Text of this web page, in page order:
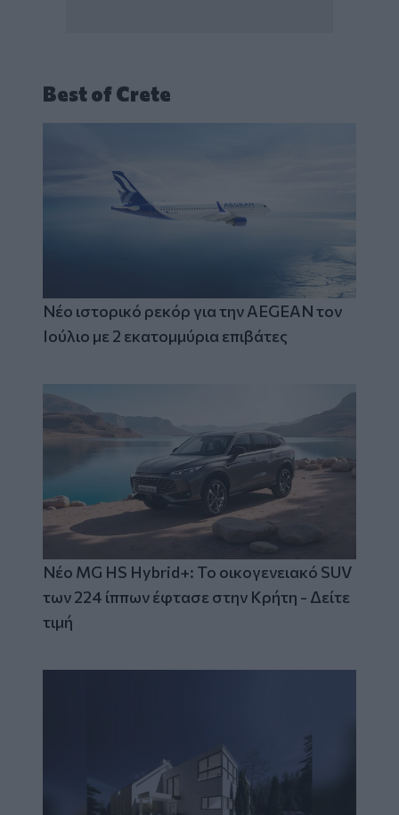
Best of Crete
Νέο ιστορικό ρεκόρ για την AEGEAN τον
Ιούλιο με 2 εκατομμύρια επιβάτες
Νέο MG HS Hybrid+: Το οικογενειακό SUV
των 224 ίππων έφτασε στην Κρήτη - Δείτε
τιμή